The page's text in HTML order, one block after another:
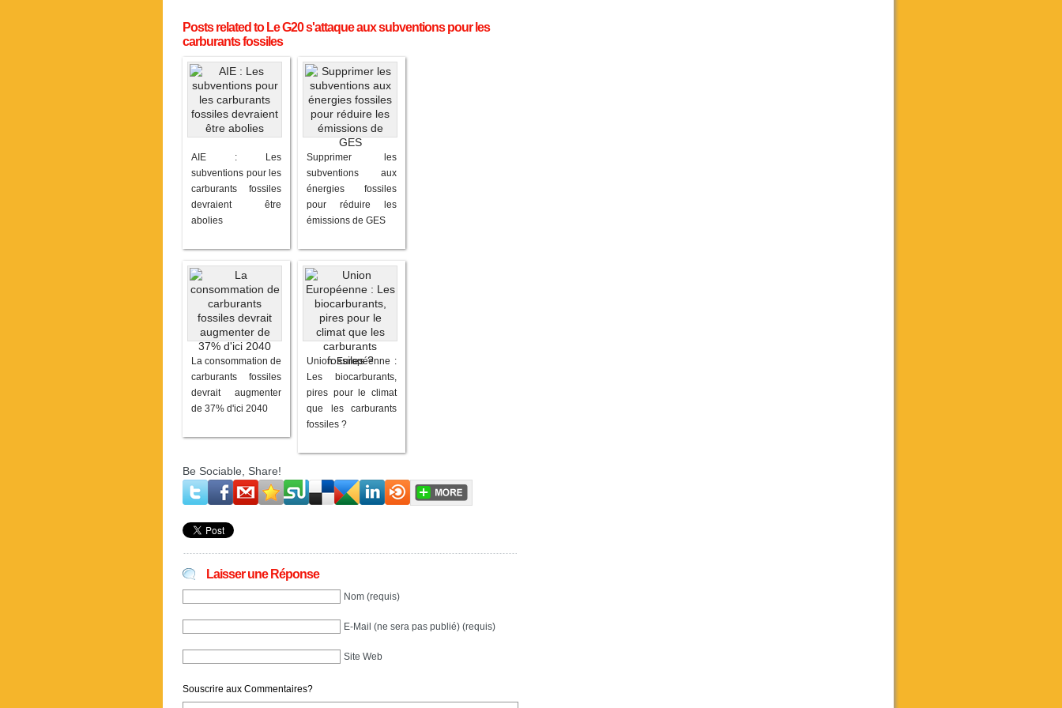
Posts related to Le G20 s'attaque aux subventions pour les
carburants fossiles
AIE : Les
subventions pour les
carburants fossiles
devraient être
abolies
Supprimer les
subventions aux
énergies fossiles
pour réduire les
émissions de GES
La consommation de
carburants fossiles
devrait augmenter
de 37% d'ici 2040
Union Européenne :
Les biocarburants,
pires pour le climat
que les carburants
fossiles ?
Be Sociable, Share!
Laisser une Réponse
Nom (requis)
E-Mail (ne sera pas publié) (requis)
Site Web
Souscrire aux Commentaires?